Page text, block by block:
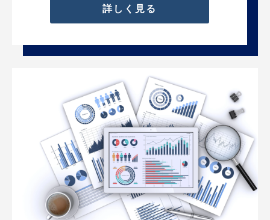
詳しく見る